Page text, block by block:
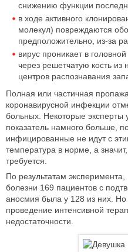
снижению функции
в ходе активного
молекул) повреждаются
предположительно, из-за
вирус проникает в
через решетчатую кость
центров распознавания
Полная или частичная
коронавирусной инфекции
больных. Некоторые эксперты
показатель намного больше,
инфицированные не идут с
температура в норме, а
требуется.
По результатам
болезни 169 пациентов с
аносмия была у 128 из них.
проведение интенсивной
недостаточности.